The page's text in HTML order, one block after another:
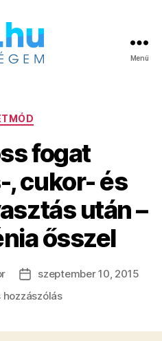
Menü
Kategóriák
fogat
cukor- és
után –
ősszel
Bejegyzés
dátuma
szeptember 10, 2015
hozzászólása(z)